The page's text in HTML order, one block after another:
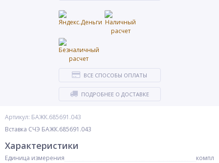
Артикул: БАЖК.685691.043
Вставка СЧЭ БАЖК.685691.043
ВСЕ СПОСОБЫ ОПЛАТЫ
ПОДРОБНЕЕ О ДОСТАВКЕ
Характеристики
Единица измерения
компл